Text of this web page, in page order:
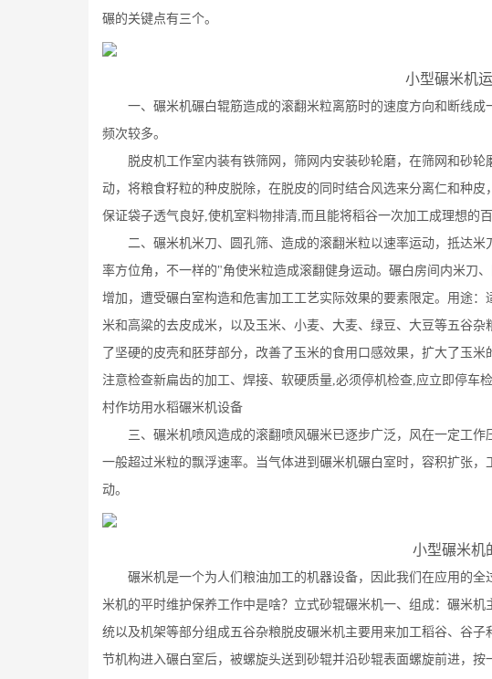
碾的关键点有三个。
小型碾米机运
一、碾米机碾白辊筋造成的滚翻米粒离筋时的速度方向和断线成
频次较多。
脱皮机工作室内装有铁筛网，筛网内安装砂轮磨，在筛网和砂轮
动，将粮食籽粒的种皮脱除，在脱皮的同时结合风选来分离仁和种
保证袋子透气良好,使机室料物排清,而且能将稻谷一次加工成理想的百
二、碾米机米刀、圆孔筛、造成的滚翻米粒以速率运动，抵达米
率方位角，不一样的"角使米粒造成滚翻健身运动。碾白房间内米刀
增加，遭受碾白室构造和危害加工工艺实际效果的要素限定。用途
米和高粱的去皮成米，以及玉米、小麦、大麦、绿豆、大豆等五谷
了坚硬的皮壳和胚芽部分，改善了玉米的食用口感效果，扩大了玉
注意检查新扁齿的加工、焊接、软硬质量,必须停机检查,应立即停车
村作坊用水稻碾米机设备
三、碾米机喷风造成的滚翻喷风碾米已逐步广泛，风在一定工作
一般超过米粒的飘浮速率。当气体进到碾米机碾白室时，容积扩张
动。
小型碾米机
碾米机是一个为人们粮油加工的机器设备，因此我们在应用的全
米机的平时维护保养工作中是啥？立式砂辊碾米机一、组成：碾米
统以及机架等部分组成五谷杂粮脱皮碾米机主要用来加工稻谷、谷
节机构进入碾白室后，被螺旋头送到砂辊并沿砂辊表面螺旋前进，